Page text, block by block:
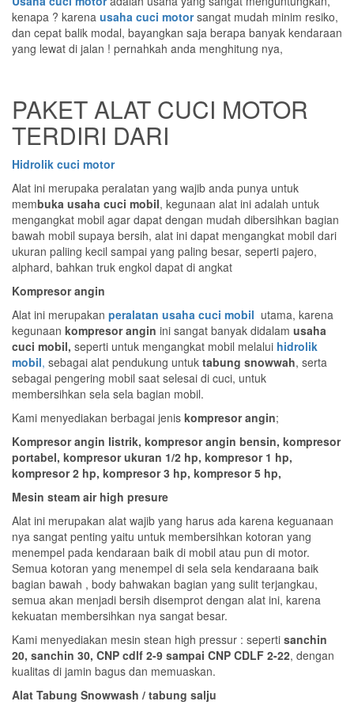
kenapa ? karena usaha cuci motorsangat mudah minim resiko,
dan cepat balik modal, bayangkan saja berapa banyak kendaraan
yang lewat di jalan ! pernahkah anda menghitung nya,
PAKET ALAT CUCI MOTOR
TERDIRI DARI
Hidrolik cuci motor
Alat ini merupaka peralatan yang wajib anda punya untuk
membuka usaha cuci mobil, kegunaan alat ini adalah untuk
mengangkat mobil agar dapat dengan mudah dibersihkan bagian
bawah mobil supaya bersih, alat ini dapat mengangkat mobil dari
ukuran paliing kecil sampai yang paling besar, seperti pajero,
alphard, bahkan truk engkol dapat di angkat
Kompresor angin
Alat ini merupakan peralatan usaha cuci mobil utama, karena
kegunaan kompresor angin ini sangat banyak didalam usaha
cuci mobil, seperti untuk mengangkat mobil melalui hidrolik
mobil, sebagai alat pendukung untuk tabung snowwah, serta
sebagai pengering mobil saat selesai di cuci, untuk
membersihkan sela sela bagian mobil.
Kami menyediakan berbagai jenis kompresor angin;
Kompresor angin listrik, kompresor angin bensin, kompresor
portabel, kompresor ukuran 1/2 hp, kompresor 1 hp,
kompresor 2 hp, kompresor 3 hp, kompresor 5 hp,
Mesin steam air high presure
Alat ini merupakan alat wajib yang harus ada karena keguanaan
nya sangat penting yaitu untuk membersihkan kotoran yang
menempel pada kendaraan baik di mobil atau pun di motor.
Semua kotoran yang menempel di sela sela kendaraana baik
bagian bawah , body bahwakan bagian yang sulit terjangkau,
semua akan menjadi bersih disemprot dengan alat ini, karena
kekuatan membersihkan nya sangat besar.
Kami menyediakan mesin stean high pressur : seperti sanchin
20, sanchin 30, CNP cdlf 2-9 sampai CNP CDLF 2-22, dengan
kualitas di jamin bagus dan memuaskan.
Alat Tabung Snowwash / tabung salju